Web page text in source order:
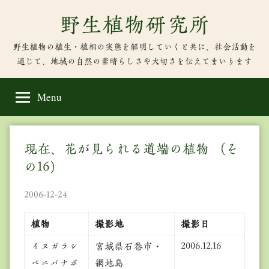
content
野生植物研究所
野生植物の植生・植相の実態を解明していくと共に、社会活動を
通じて、地域の自然の素晴らしさや大切さを伝えてまいります
Menu
現在、花が見られる道端の植物 （そ
の16）
2006-12-24
植物 撮影地 撮影日
イヌガラシ
ベニバナボ
宮城県石巻市・
網地島
2006.12.16